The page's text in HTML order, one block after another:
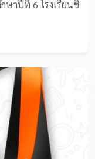
ษาปีที่ 6 โรงเรียนชิ